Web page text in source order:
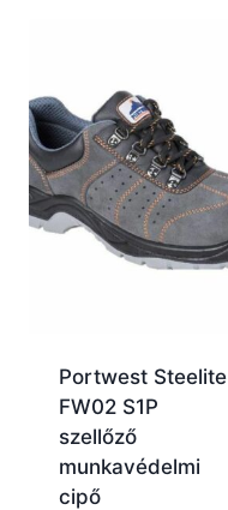
Portwest Steelite
FW02 S1P
szellőző
munkavédelmi
cipő